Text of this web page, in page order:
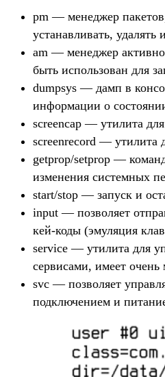
pm — менеджер
устанавливать,
am — менеджер
быть использован для
dumpsys — дамп в
информации о
screencap — утилита
screenrecord — утилита
getprop/setprop —
изменения системных
start/stop — запуск и
input — позволяет
кей-коды (эмуляция
service — утилита для
сервисами, имеет
svc — позволяет
подключением и